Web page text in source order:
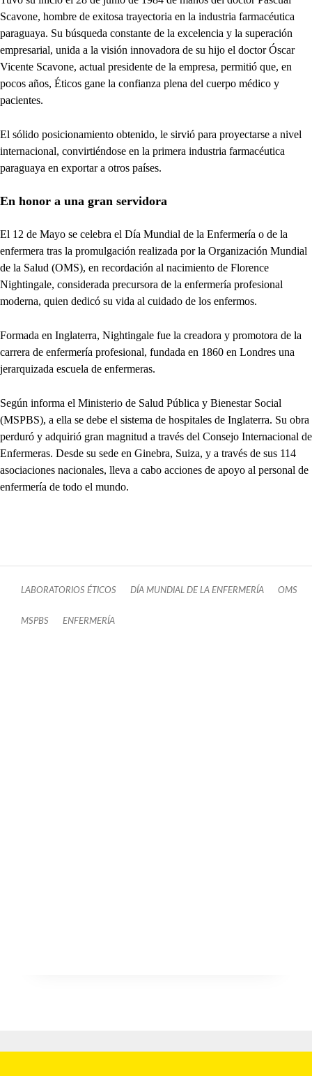
Scavone, hombre de exitosa trayectoria en la industria farmacéutica
paraguaya. Su búsqueda constante de la excelencia y la superación
empresarial, unida a la visión innovadora de su hijo el doctor Óscar
Vicente Scavone, actual presidente de la empresa, permitió que, en
pocos años, Éticos gane la confianza plena del cuerpo médico y
pacientes.
El sólido posicionamiento obtenido, le sirvió para proyectarse a nivel
internacional, convirtiéndose en la primera industria farmacéutica
paraguaya en exportar a otros países.
En honor a una gran servidora
El 12 de Mayo se celebra el Día Mundial de la Enfermería o de la
enfermera tras la promulgación realizada por la Organización Mundial
de la Salud (OMS), en recordación al nacimiento de Florence
Nightingale, considerada precursora de la enfermería profesional
moderna, quien dedicó su vida al cuidado de los enfermos.
Formada en Inglaterra, Nightingale fue la creadora y promotora de la
carrera de enfermería profesional, fundada en 1860 en Londres una
jerarquizada escuela de enfermeras.
Según informa el Ministerio de Salud Pública y Bienestar Social
(MSPBS), a ella se debe el sistema de hospitales de Inglaterra. Su obra
perduró y adquirió gran magnitud a través del Consejo Internacional de
Enfermeras. Desde su sede en Ginebra, Suiza, y a través de sus 114
asociaciones nacionales, lleva a cabo acciones de apoyo al personal de
enfermería de todo el mundo.
LABORATORIOS ÉTICOS DÍA MUNDIAL DE LA ENFERMERÍA OMS
MSPBS ENFERMERÍA